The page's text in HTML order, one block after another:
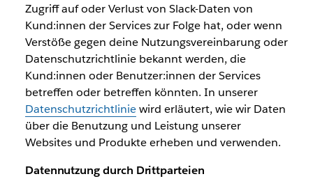
Zugriff auf oder Verlust von Slack-Daten von
Kund:innen der Services zur Folge hat, oder wenn
Verstöße gegen deine Nutzungsvereinbarung oder
Datenschutzrichtlinie bekannt werden, die
Kund:innen oder Benutzer:innen der Services
betreffen oder betreffen könnten. In unserer
Datenschutzrichtliniewird erläutert, wie wir Daten
über die Benutzung und Leistung unserer
Websites und Produkte erheben und verwenden.
Datennutzung durch Drittparteien